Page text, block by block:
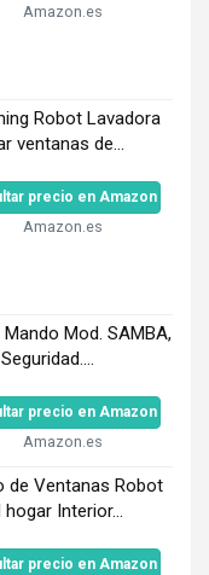
Amazon.es
Robot Lavadora
ventanas de...
precio en Amazon
Amazon.es
Mod. SAMBA,
precio en Amazon
Amazon.es
de Ventanas Robot
Interior...
precio en Amazon